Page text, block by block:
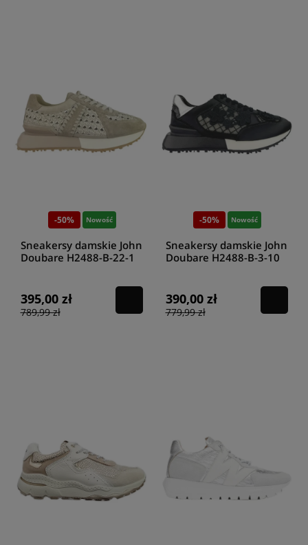
-50% Nowość
Sneakersy damskie John
Doubare H2488-B-22-1
395,00 zł
789,99 zł
-50% Nowość
Sneakersy damskie John
Doubare H2488-B-3-10
390,00 zł
779,99 zł